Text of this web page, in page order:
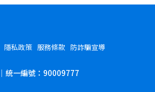
隱私政策 服務條款 防詐騙宣導
統一編號：90009777